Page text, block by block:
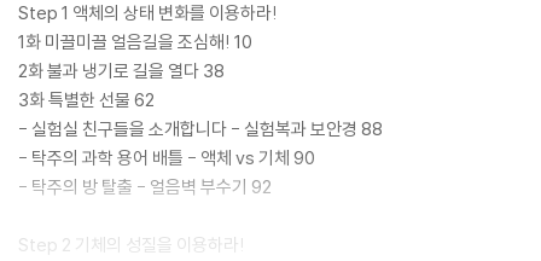
Step 1 액체의 상태 변화를 이용하라!
1화 미끌미끌 얼음길을 조심해! 10
2화 불과 냉기로 길을 열다 38
3화 특별한 선물 62
- 실험실 친구들을 소개합니다 - 실험복과 보안경 88
- 탁주의 과학 용어 배틀 - 액체 vs 기체 90
- 탁주의 방 탈출 - 얼음벽 부수기 92
Step 2 기체의 성질을 이용하라!